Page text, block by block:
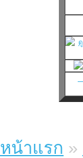
หน้าแรก »